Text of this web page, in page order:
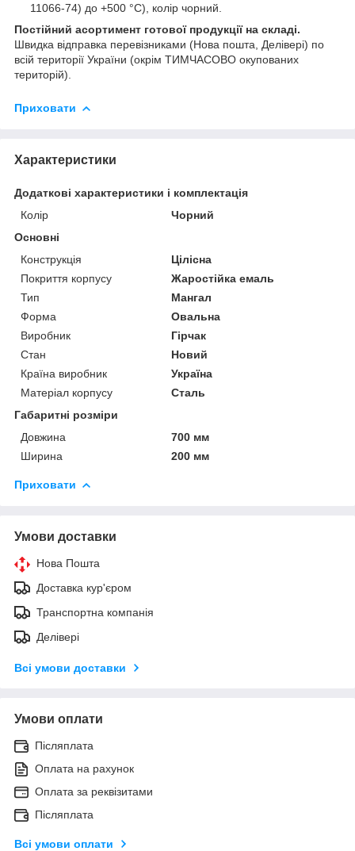
11066-74) до +500 °С), колір чорний.
Постійний асортимент готової продукції на складі.
Швидка відправка перевізниками (Нова пошта, Делівері) по
всій території України (окрім ТИМЧАСОВО окупованих
територій).
Приховати
Характеристики
Додаткові характеристики і комплектація
Колір
Чорний
Основні
Конструкція
Цілісна
Покриття корпусу
Жаростійка емаль
Тип
Мангал
Форма
Овальна
Виробник
Гірчак
Стан
Новий
Країна виробник
Україна
Матеріал корпусу
Сталь
Габаритні розміри
Довжина
700 мм
Ширина
200 мм
Приховати
Умови доставки
Нова Пошта
Доставка кур'єром
Транспортна компанія
Делівері
Всі умови доставки
Умови оплати
Післяплата
Оплата на рахунок
Оплата за реквізитами
Післяплата
Всі умови оплати